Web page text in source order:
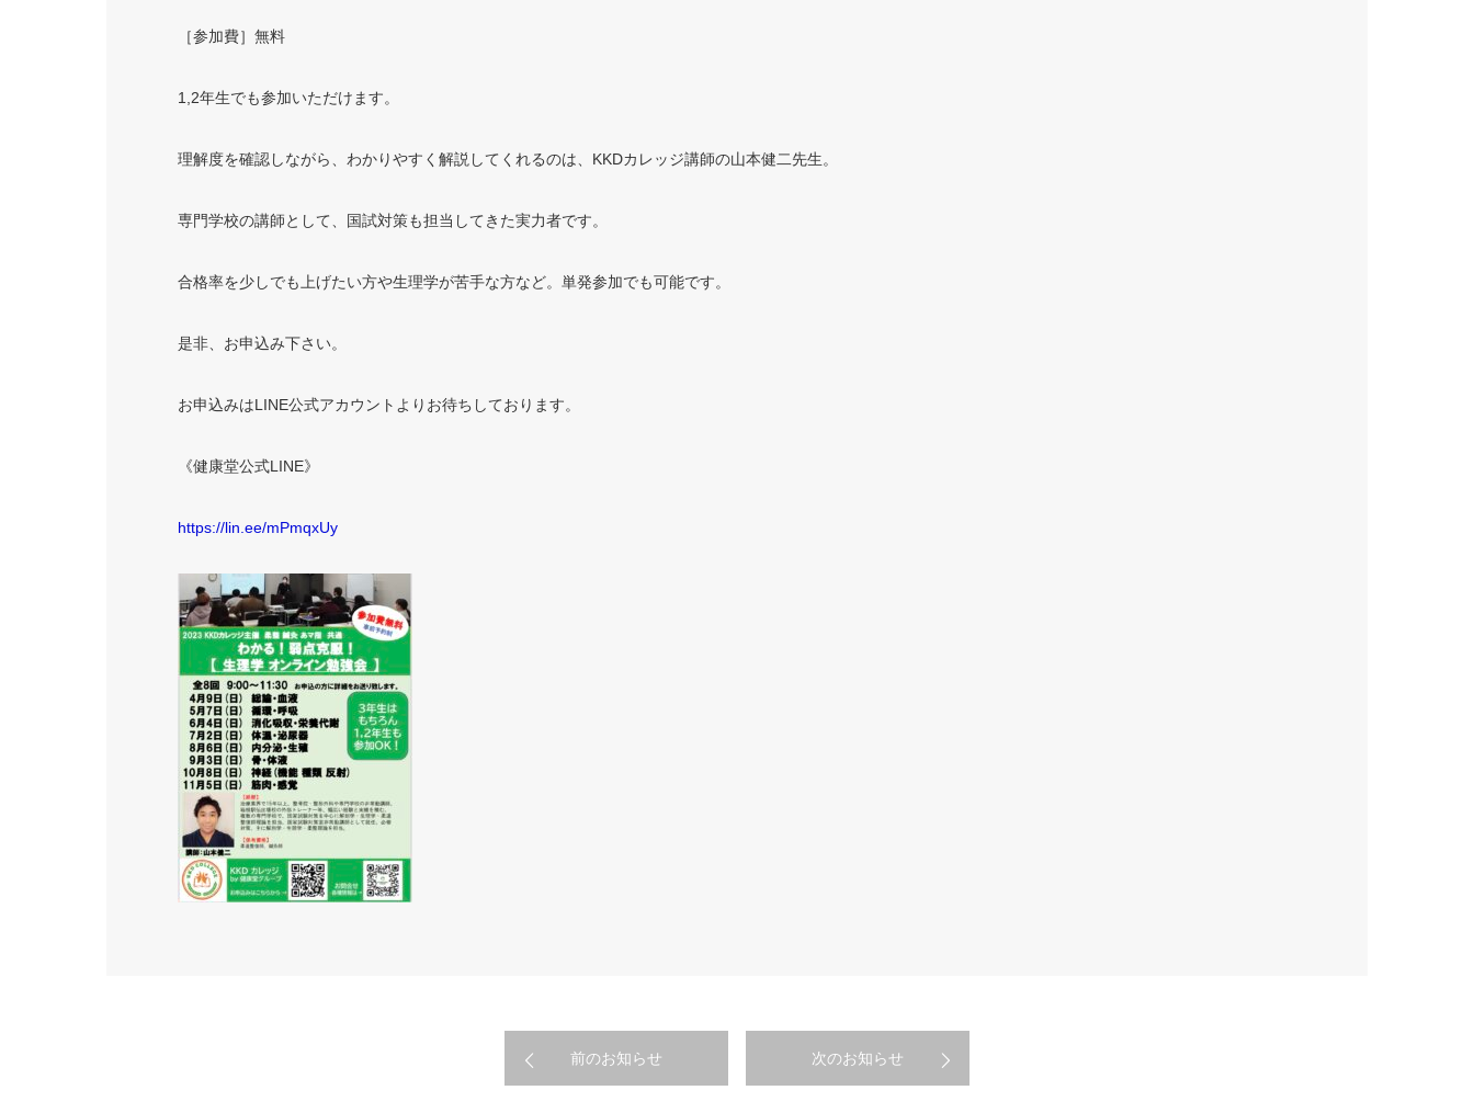
［参加費］無料
1,2年生でも参加いただけます。
理解度を確認しながら、わかりやすく解説してくれるのは、 KKDカレッジ講師の山本健二先生。
専門学校の講師として、国試対策も担当してきた実力者です。
合格率を少しでも上げたい方や生理学が苦手な方など。単発参加でも可能です。
是非、お申込み下さい。
お申込みはLINE公式アカウントよりお待ちしております。
《健康堂公式LINE》
https://lin.ee/mPmqxUy
前のお知らせ 次のお知らせ